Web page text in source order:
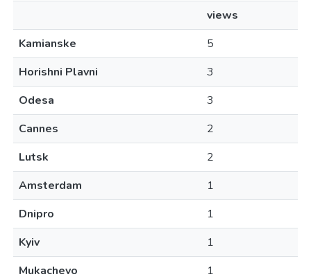
views
Kamianske
5
Horishni Plavni
3
Odesa
3
Cannes
2
Lutsk
2
Amsterdam
1
Dnipro
1
Kyiv
1
Mukachevo
1